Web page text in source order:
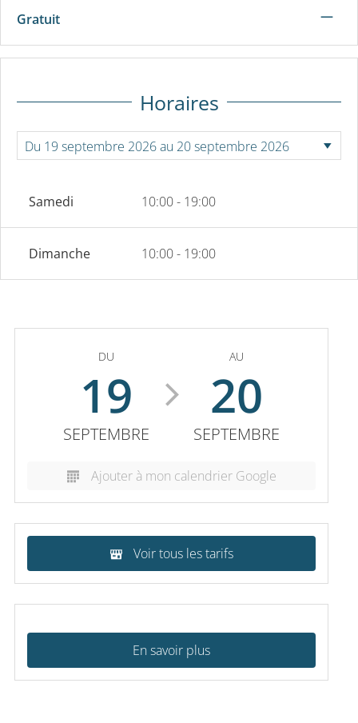
Gratuit —
Horaires
Samedi 10:00 - 19:00
Dimanche 10:00 - 19:00
DU
19
SEPTEMBRE
AU
20
SEPTEMBRE
Ajouter à mon calendrier Google
Voir tous les tarifs
En savoir plus